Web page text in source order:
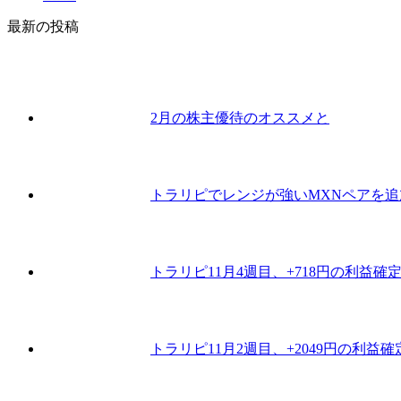
最新の投稿
2月の株主優待のオススメと
トラリピでレンジが強いMXNペアを
トラリピ11月4週目、+718円の利益確定
トラリピ11月2週目、+2049円の利益確